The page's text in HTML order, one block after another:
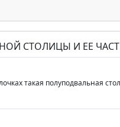
СТОЛИЦЫ И ЕЕ
такая полуподвальная